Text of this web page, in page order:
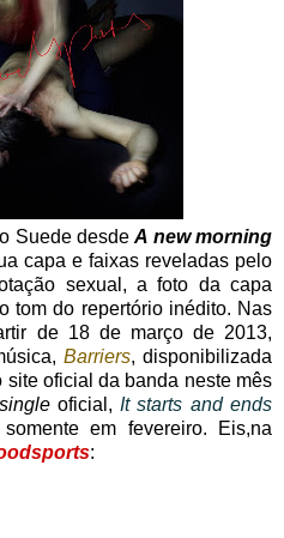
Suede desdeA new morning
capa e faixas reveladas pelo
sexual, a foto da capa
tom do repertório inédito. Nas
de 18 de março de 2013,
Barriers, disponibilizada
oficial da banda neste mês
singleoficial, It starts and ends
em fevereiro. Eis,na
: